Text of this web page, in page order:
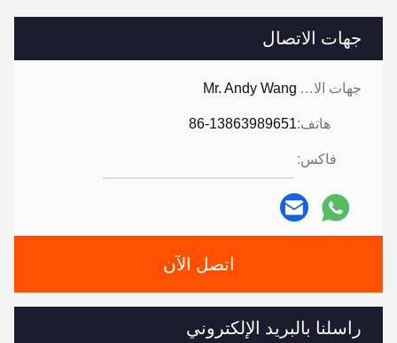
جهات الاتصال
جهات الاتصال: Mr. Andy Wang
هاتف:86-13863989651
فاكس:
اتصل الآن
راسلنا بالبريد الإلكتروني